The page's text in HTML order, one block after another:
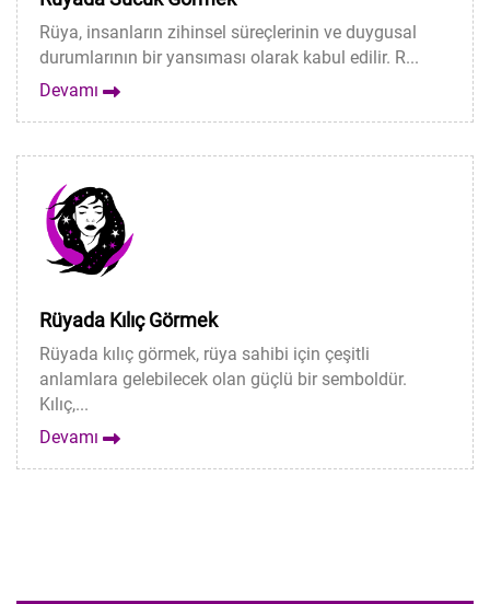
Rüya, insanların zihinsel süreçlerinin ve duygusal
durumlarının bir yansıması olarak kabul edilir. R...
Devamı
Rüyada Kılıç Görmek
Rüyada kılıç görmek, rüya sahibi için çeşitli
anlamlara gelebilecek olan güçlü bir semboldür.
Kılıç,...
Devamı